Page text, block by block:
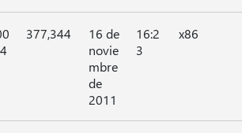
377,344
16 de
novie
mbre
de
2011
16:2
3
x86